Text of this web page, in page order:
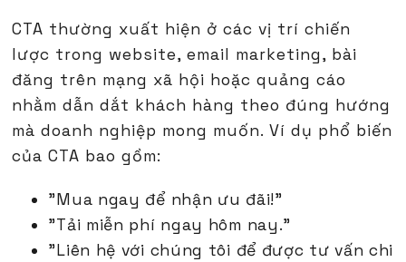
CTA thường xuất hiện ở các vị trí chiến
lược trong website, email marketing, bài
đăng trên mạng xã hội hoặc quảng cáo
nhằm dẫn dắt khách hàng theo đúng hướng
mà doanh nghiệp mong muốn. Ví dụ phổ biến
của CTA bao gồm:
"Mua ngay để nhận ưu đãi!"
"Tải miễn phí ngay hôm nay."
"Liên hệ với chúng tôi để được tư vấn chi